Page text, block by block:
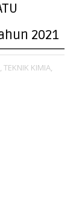
2021
TEKNIK KIMIA,